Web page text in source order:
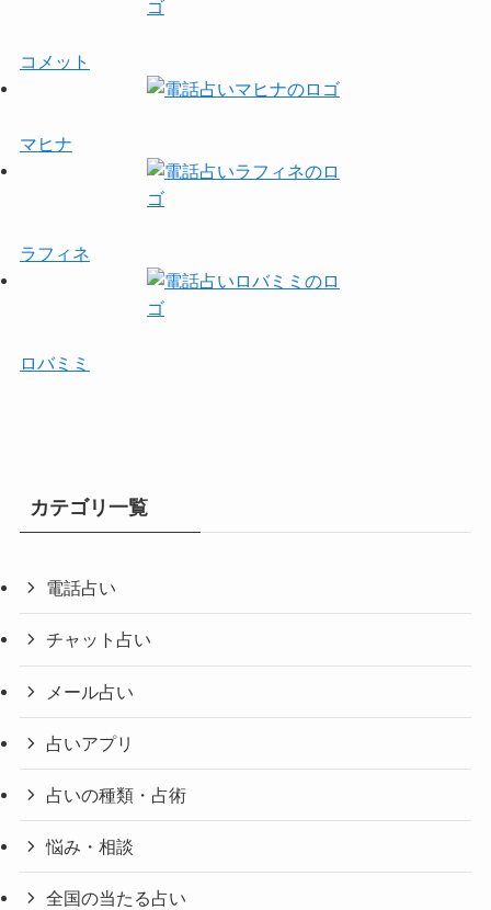
コメット
マヒナ
ラフィネ
ロバミミ
カテゴリ一覧
電話占い
チャット占い
メール占い
占いアプリ
占いの種類・占術
悩み・相談
全国の当たる占い